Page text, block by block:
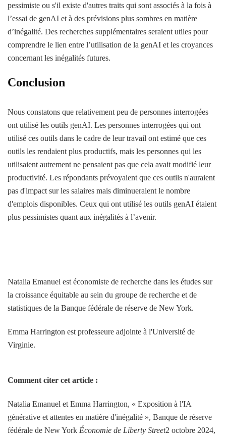
pessimiste ou s'il existe d'autres traits qui sont associés à la fois à
l’essai de genAI et à des prévisions plus sombres en matière
d’inégalité. Des recherches supplémentaires seraient utiles pour
comprendre le lien entre l’utilisation de la genAI et les croyances
concernant les inégalités futures.
Conclusion
Nous constatons que relativement peu de personnes interrogées
ont utilisé les outils genAI. Les personnes interrogées qui ont
utilisé ces outils dans le cadre de leur travail ont estimé que ces
outils les rendaient plus productifs, mais les personnes qui les
utilisaient autrement ne pensaient pas que cela avait modifié leur
productivité. Les répondants prévoyaient que ces outils n'auraient
pas d'impact sur les salaires mais diminueraient le nombre
d'emplois disponibles. Ceux qui ont utilisé les outils genAI étaient
plus pessimistes quant aux inégalités à l’avenir.
Natalia Emanuel est économiste de recherche dans les études sur
la croissance équitable au sein du groupe de recherche et de
statistiques de la Banque fédérale de réserve de New York.
Emma Harrington est professeure adjointe à l'Université de
Virginie.
Comment citer cet article :
Natalia Emanuel et Emma Harrington, « Exposition à l'IA
générative et attentes en matière d'inégalité », Banque de réserve
fédérale de New York Économie de Liberty Street2 octobre 2024,